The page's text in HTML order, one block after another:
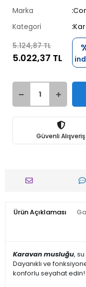
Marka
Kategori
5.124,87 TL
5.022,37 TL
Güvenli Alışveriş
Ürün Açıklaması
Karavan musluğu,
Dayanıklı ve
konforlu seyahat edin!